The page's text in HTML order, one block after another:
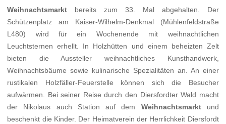
Weihnachtsmarkt bereits zum 33. Mal abgehalten. Der
Schützenplatz am Kaiser-Wilhelm-Denkmal (Mühlenfeldstraße
L480) wird für ein Wochenende mit weihnachtlichen
Leuchtsternen erhellt. In Holzhütten und einem beheizten Zelt
bieten die Aussteller weihnachtliches Kunsthandwerk,
Weihnachtsbäume sowie kulinarische Spezialitäten an. An einer
rustikalen Holzfäller-Feuerstelle können sich die Besucher
aufwärmen. Bei seiner Reise durch den Diersfordter Wald macht
der Nikolaus auch Station auf dem Weihnachtsmarktund
beschenkt die Kinder. Der Heimatverein der Herrlichkeit Diersfordt